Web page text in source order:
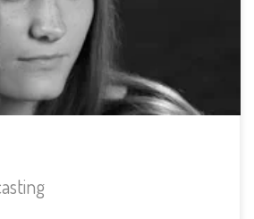
Dans ce milieu les directeurs
des […]